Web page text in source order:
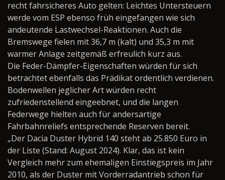
recht fahrsicheres Auto gelten: Leichtes Untersteuern
werde vom ESP ebenso früh eingefangen wie sich
andeutende Lastwechsel-Reaktionen. Auch die
Bremswege fielen mit 36,7 m (kalt) und 35,3 m mit
warmer Anlage zeitgemäß erfreulich kurz aus.
Die Feder-Dämpfer-Eigenschaften würden für sich
betrachtet ebenfalls das Prädikat ordentlich verdienen.
Bodenwellen jeglicher Art würden recht
zufriedenstellend eingeebnet, und die langen
Federwege hielten auch für andersartige
Fahrbahnreliefs entsprechende Reserven bereit.
„Der Dacia Duster Hybrid 140 steht ab 25.850 Euro in
der Liste (Stand: August 2024). Klar, das ist kein
Vergleich mehr zum ehemaligen Einstiegspreis im Jahr
2010, als der Duster mit Vorderradantrieb schon für